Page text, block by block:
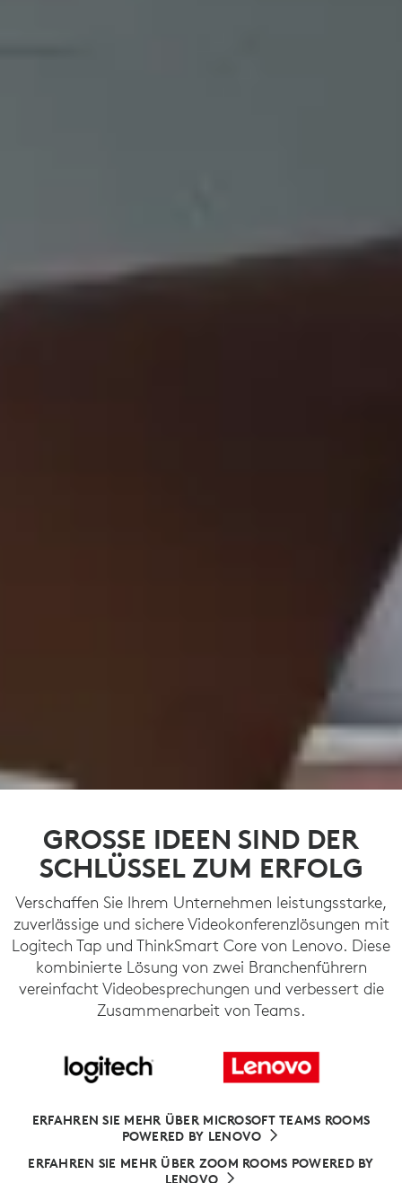
GROSSE IDEEN SIND DER
SCHLÜSSEL ZUM ERFOLG
Verschaffen Sie Ihrem Unternehmen leistungsstarke,
zuverlässige und sichere Videokonferenzlösungen mit
Logitech Tap und ThinkSmart Core von Lenovo. Diese
kombinierte Lösung von zwei Branchenführern
vereinfacht Videobesprechungen und verbessert die
Zusammenarbeit von Teams.
ERFAHREN SIE MEHR ÜBER MICROSOFT TEAMS ROOMS
POWERED BY LENOVO
ERFAHREN SIE MEHR ÜBER ZOOM ROOMS POWERED BY
LENOVO